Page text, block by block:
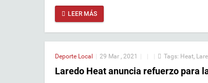
LEER MÁS
Deporte Local 29 Mar , 2021 Tags: Heat,
Laredo Heat anuncia refuerzo para